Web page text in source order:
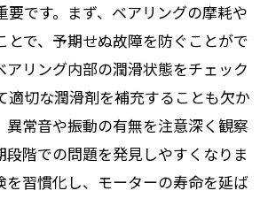
要です。まず、ベアリングの摩耗や
とで、予期せぬ故障を防ぐことがで
アリング内部の潤滑状態をチェック
適切な潤滑剤を補充することも欠か
異常音や振動の有無を注意深く観察
段階での問題を発見しやすくなりま
を習慣化し、モーターの寿命を延ば